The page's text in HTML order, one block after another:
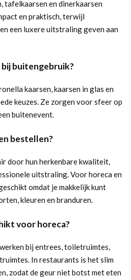
en dinerkaarsen
en praktisch, terwijl
een luxere uitstraling geven aan
bij buitengebruik?
kaarsen, kaarsen in glas en
keuzes. Ze zorgen voor sfeer op
buitenevent.
bestellen?
door hun herkenbare kwaliteit,
uitstraling. Voor horeca en
omdat je makkelijk kunt
kleuren en branduren.
voor horeca?
bij entrees, toiletruimtes,
In restaurants is het slim
zodat de geur niet botst met eten